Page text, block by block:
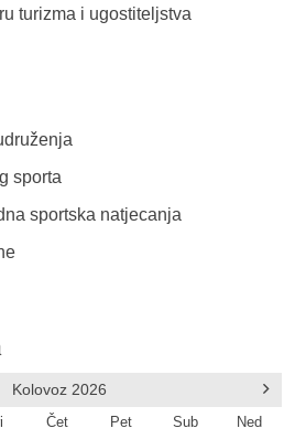
turizma i ugostiteljstva
sporta
sportska natjecanja
Kolovoz 2026
Čet Pet Sub Ned